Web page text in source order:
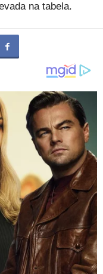
na tabela.